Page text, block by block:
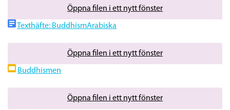
Öppna filen i ett nytt fönster
Texthäfte: BuddhismArabiska
Öppna filen i ett nytt fönster
Buddhismen
Öppna filen i ett nytt fönster